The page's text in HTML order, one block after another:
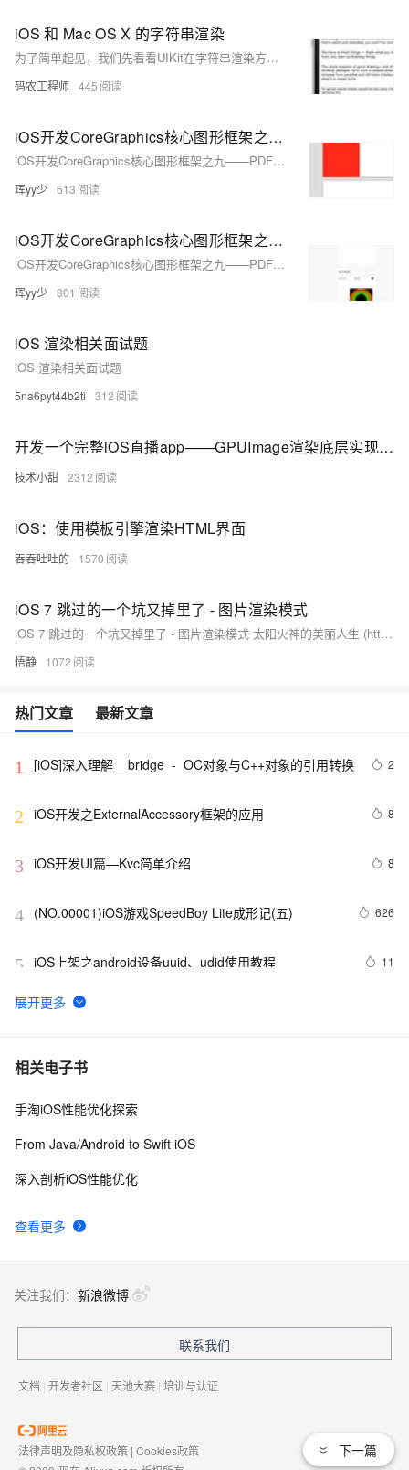
iOS 和 Mac OS X 的字符串渲染
为了简单起见，我们先看看UIKit在字符串渲染方面为我们提供了哪些控件。之后我们将讨论一下对于字符串的渲染， iOS 和 OS X 系统中有哪些相似和不同。 UIKit 提供了很多可以在屏幕上显示和编辑文本的类。每一个类都是为特定使用情况准备的，所以为了避免不必要的问题，为你手上的任务挑选正确的工具是非常重要的。
码农工程师 445
iOS开发CoreGraphics核心图形框架之九——PDF文件的渲染与创建（二）
iOS开发CoreGraphics核心图形框架之九——PDF文件的渲染与创建
珲yy少 613
iOS开发CoreGraphics核心图形框架之九——PDF文件的渲染与创建（一）
iOS开发CoreGraphics核心图形框架之九——PDF文件的渲染与创建
珲yy少 801
iOS 渲染相关面试题
iOS 渲染相关面试题
5na6pyt44b2ti 312
开发一个完整iOS直播app——GPUImage渲染底层实现-opengl
技术小甜 2312
iOS：使用模板引擎渲染HTML界面
吞吞吐吐的 1570
iOS 7 跳过的一个坑又掉里了 - 图片渲染模式
iOS 7 跳过的一个坑又掉里了 - 图片渲染模式 太阳火神的美丽人生 (http://blog.csdn.net/opengl_es) 本文遵循“署名-非商业用途-保持一致”创作公用协议 转载请保留此句：太阳火神的美丽人生 - 本博客专注于 敏捷开发及移动和物联设备研究：iOS、Android、Html5、Arduino、pcDuino，否则，出自本博客的文章拒绝转载或再转载，谢谢合作。
悟静 1072
热门文章 最新文章
1 [iOS]深入理解__bridge  -  OC对象与C++对象的引用转换 2
2 iOS开发之ExternalAccessory框架的应用 8
3 iOS开发UI篇—Kvc简单介绍 8
4 (NO.00001)iOS游戏SpeedBoy Lite成形记(五) 626
5 iOS上架之android设备uuid、udid使用教程 11
6 环信 3.0 iOS 客户端的集成
7 【转】适配iOS9系统
8 从Unity开发到移动平台制胜攻略：全面解析iOS与
打造爆款手游不是梦——性能优化、广告集成与内购设置
全包含
相关电子书
查看更多
手淘iOS性能优化探索
From Java/Android to Swift iOS
深入剖析iOS性能优化
下一篇
关注我们： 新浪微博
联系我们
文档 | 开发者社区 | 天池大赛 | 培训与认证
法律声明及隐私权政策 | Cookies政策